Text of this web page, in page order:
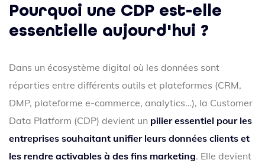
Pourquoi une CDP est-elle
essentielle aujourd'hui ?
Dans un écosystème digital où les données sont
réparties entre différents outils et plateformes (CRM,
DMP, plateforme e-commerce, analytics…), la Customer
Data Platform (CDP) devient un pilier essentiel pour les
entreprises souhaitant unifier leurs données clients et
les rendre activables à des fins marketing. Elle devient